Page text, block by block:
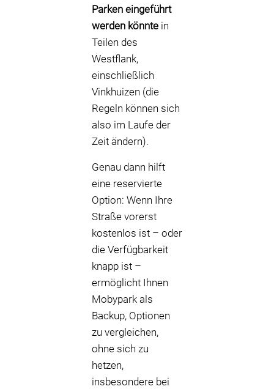
Parken eingeführt
werden könnte in
Teilen des
Westflank,
einschließlich
Vinkhuizen (die
Regeln können sich
also im Laufe der
Zeit ändern).
Genau dann hilft
eine reservierte
Option: Wenn Ihre
Straße vorerst
kostenlos ist – oder
die Verfügbarkeit
knapp ist –
ermöglicht Ihnen
Mobypark als
Backup, Optionen
zu vergleichen,
ohne sich zu
hetzen,
insbesondere bei